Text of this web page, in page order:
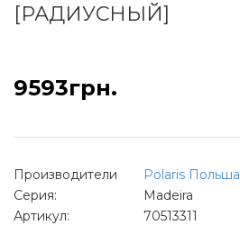
[РАДИУСНЫЙ]
9593грн.
Производители
Polaris Польша
Серия:
Madeira
Артикул:
70513311